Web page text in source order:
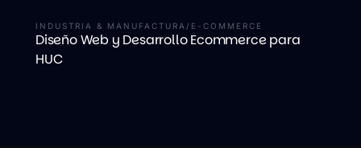
INDUSTRIA & MANUFACTURA / E-COMMERCE
Diseño Web y Desarrollo Ecommerce para
HUC